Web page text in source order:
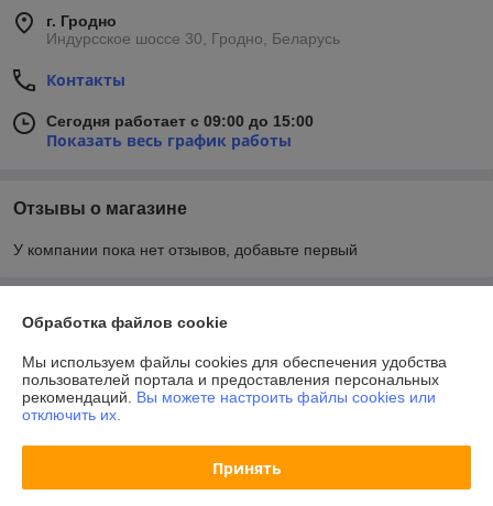
г. Гродно
Индурсское шоссе 30, Гродно, Беларусь
Контакты
Сегодня работает с 09:00 до 15:00
Показать весь график работы
Отзывы о магазине
У компании пока нет отзывов, добавьте первый
О нас
Контакты
Доставка и оплата
Обработка файлов cookie
Мы используем файлы cookies для обеспечения удобства
пользователей портала и предоставления персональных
рекомендаций. Вы можете настроить файлы cookies или
отключить их.
Принять